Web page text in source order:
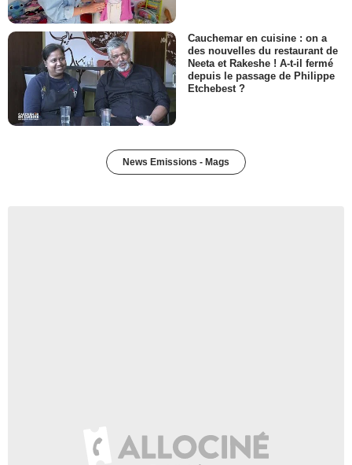
Cauchemar en cuisine : on a
des nouvelles du restaurant de
Neeta et Rakeshe ! A-t-il fermé
depuis le passage de Philippe
Etchebest ?
News Emissions - Mags